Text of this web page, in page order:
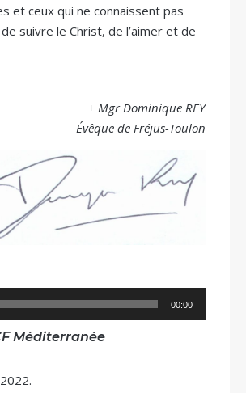
et ceux qui ne connaissent pas
suivre le Christ, de l’aimer et de
+ Mgr Dominique REY
Évêque de Fréjus-Toulon
00:00
Méditerranée